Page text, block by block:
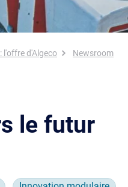
l'offre d'Algeco
Newsroom
le futur